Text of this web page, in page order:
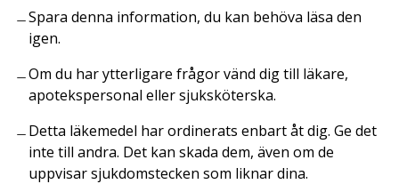
Spara denna information, du kan behöva läsa den
igen.
Om du har ytterligare frågor vänd dig till läkare,
apotekspersonal eller sjuksköterska.
Detta läkemedel har ordinerats enbart åt dig. Ge det
inte till andra. Det kan skada dem, även om de
uppvisar sjukdomstecken som liknar dina.